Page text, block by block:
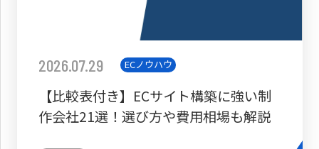
2026.07.29 ECノウハウ
【比較表付き】ECサイト構築に強い制
作会社21選！選び方や費用相場も解説